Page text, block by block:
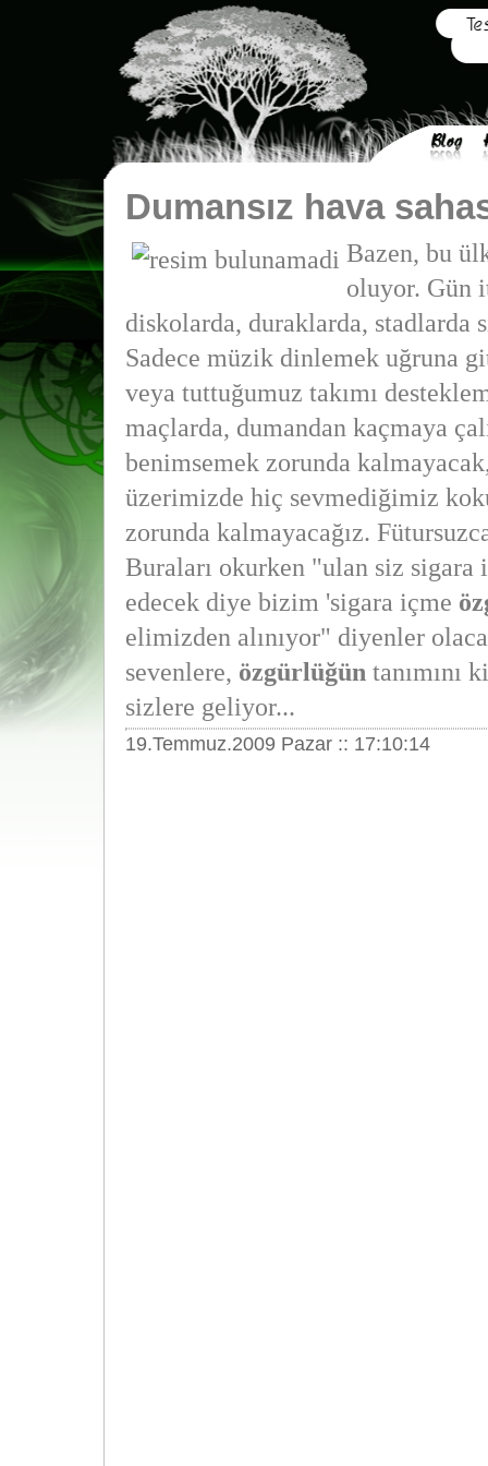
Dumansız hava
Bazen, bu
oluyor. Gün
diskolarda, duraklarda, stadlarda
Sadece müzik dinlemek uğruna
veya tuttuğumuz takımı
maçlarda, dumandan kaçmaya
benimsemek zorunda
üzerimizde hiç sevmediğimiz
zorunda kalmayacağız.
Buraları okurken "ulan siz sigara
edecek diye bizim 'sigara içme
elimizden alınıyor" diyenler
sevenlere, özgürlüğün tanımını
sizlere geliyor...
19.Temmuz.2009 Pazar :: 17:10:14